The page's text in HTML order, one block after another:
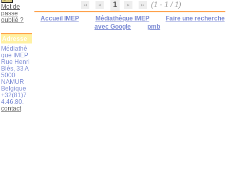
1 (1 - 1 / 1)
Accueil IMEP Médiathèque IMEP
Faire une recherche
avec Google
pmb
Mot de
passe
oublié ?
Adresse
Médiathè
que IMEP
Rue Henri
Blès, 33 A
5000
NAMUR
Belgique
+32(81)7
4.46.80.
contact